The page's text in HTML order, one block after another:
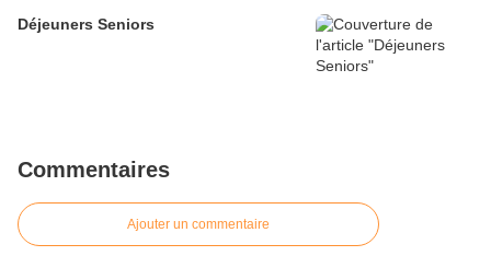
Déjeuners Seniors
Commentaires
Ajouter un commentaire